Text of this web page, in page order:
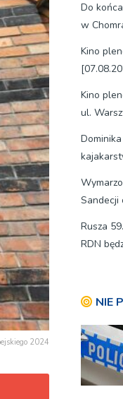
2024
Do
w
Kino
Kino
ul.
Sandecji
Rusza
RDN
NIE